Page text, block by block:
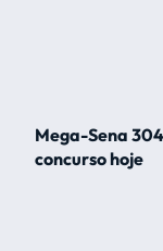
Mega-Sena
concurso hoje